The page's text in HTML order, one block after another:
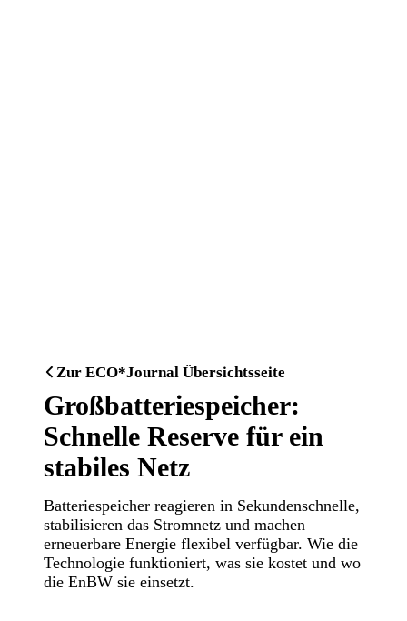
Zur ECO*Journal Übersichtsseite
Großbatteriespeicher:
Schnelle Reserve für ein
stabiles Netz
Batteriespeicher reagieren in Sekundenschnelle,
stabilisieren das Stromnetz und machen
erneuerbare Energie flexibel verfügbar. Wie die
Technologie funktioniert, was sie kostet und wo
die EnBW sie einsetzt.